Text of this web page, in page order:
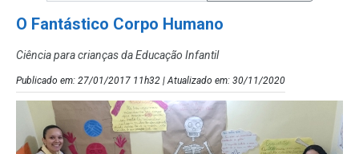
O Fantástico Corpo Humano
Ciência para crianças da Educação Infantil
Publicado em: 27/01/2017 11h32 | Atualizado em: 30/11/2020